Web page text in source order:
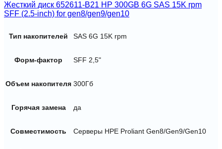
Жесткий диск 652611-B21 HP 300GB 6G SAS 15K rpm
SFF (2.5-inch) for gen8/gen9/gen10
Тип накопителей SAS 6G 15K rpm
Форм-фактор SFF 2,5"
Объем накопителя 300Гб
Горячая замена да
Совместимость Серверы HPE Proliant Gen8/Gen9/Gen10